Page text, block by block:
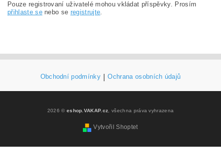
Pouze registrovaní uživatelé mohou vkládat příspěvky. Prosím
přihlaste senebo se registrujte.
Obchodní podmínky Ochrana osobních údajů
2026 © eshop.VAKAP.cz , všechna práva vyhrazena
Vytvořil Shoptet